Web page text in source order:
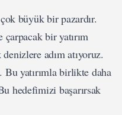
büyük bir pazardır.
bir yatırım
adım atıyoruz.
yatırımla birlikte daha
hedefimizi başarırsak